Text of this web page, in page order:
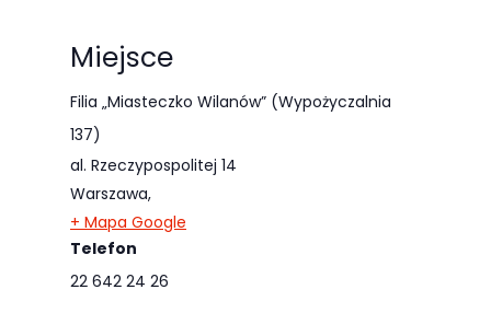
Miejsce
Filia „Miasteczko Wilanów” (Wypożyczalnia
137)
al. Rzeczypospolitej 14
Warszawa,
+ Mapa Google
Telefon
22 642 24 26